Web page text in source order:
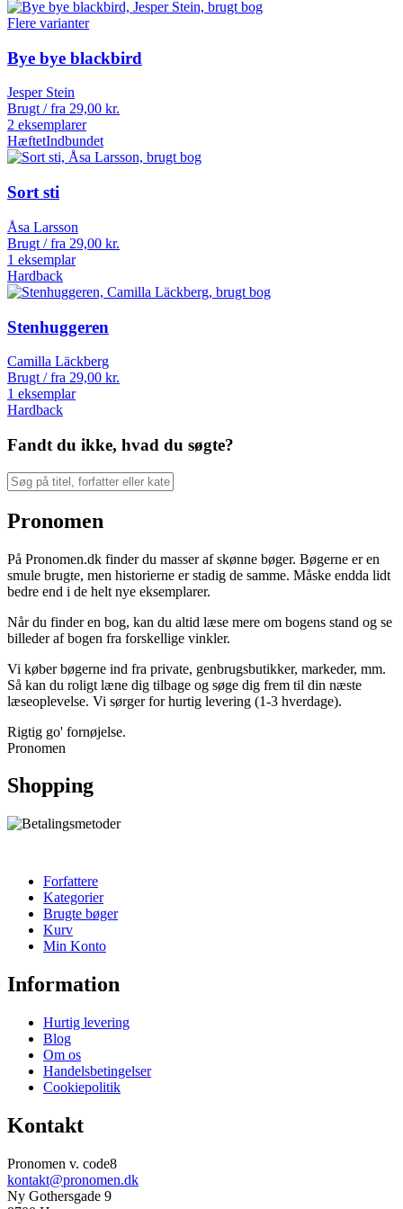
Flere varianter
Bye bye blackbird
Jesper Stein
Brugt / fra 29,00 kr.
2 eksemplarer
HæftetIndbundet
Sort sti
Åsa Larsson
Brugt / fra 29,00 kr.
1 eksemplar
Hardback
Stenhuggeren
Camilla Läckberg
Brugt / fra 29,00 kr.
1 eksemplar
Hardback
Fandt du ikke, hvad du søgte?
Pronomen
På Pronomen.dk finder du masser af skønne bøger. Bøgerne er en
smule brugte, men historierne er stadig de samme. Måske endda lidt
bedre end i de helt nye eksemplarer.
Når du finder en bog, kan du altid læse mere om bogens stand og se
billeder af bogen fra forskellige vinkler.
Vi køber bøgerne ind fra private, genbrugsbutikker, markeder, mm.
Så kan du roligt læne dig tilbage og søge dig frem til din næste
læseoplevelse. Vi sørger for hurtig levering (1-3 hverdage).
Rigtig go' fornøjelse.
Pronomen
Shopping
Forfattere
Kategorier
Brugte bøger
Kurv
Min Konto
Information
Hurtig levering
Blog
Om os
Handelsbetingelser
Cookiepolitik
Kontakt
Pronomen v. code8
kontakt@pronomen.dk
Ny Gothersgade 9